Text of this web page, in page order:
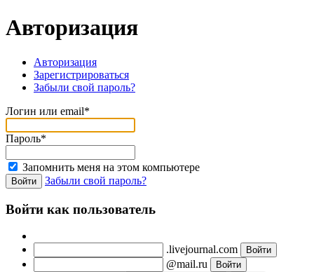
Авторизация
Авторизация
Зарегистрироваться
Забыли свой пароль?
Логин или email*
Пароль*
Запомнить меня на этом компьютере
Забыли свой пароль?
Войти как пользователь
.livejournal.com
@mail.ru